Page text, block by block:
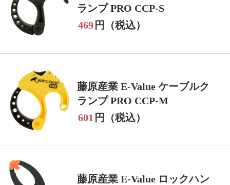
ランプ PRO CCP-S
469 円（税込）
藤原産業 E-Value ケーブルク
ランプ PRO CCP-M
601 円（税込）
藤原産業 E-Value ロックハン